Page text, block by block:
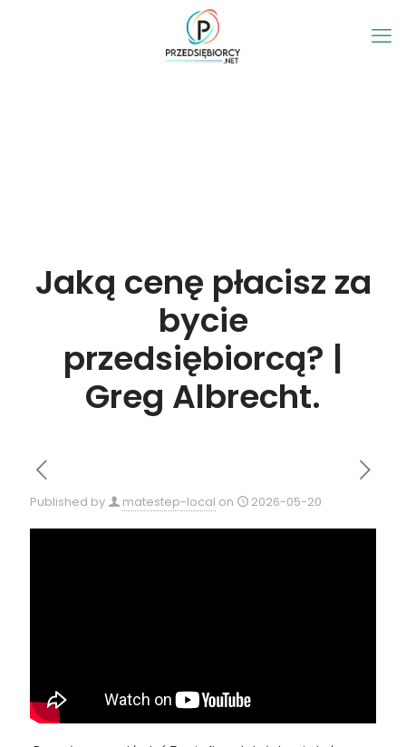
Jaką cenę płacisz za
bycie
przedsiębiorcą? |
Greg Albrecht.
Published by matestep-local on 2026-05-20